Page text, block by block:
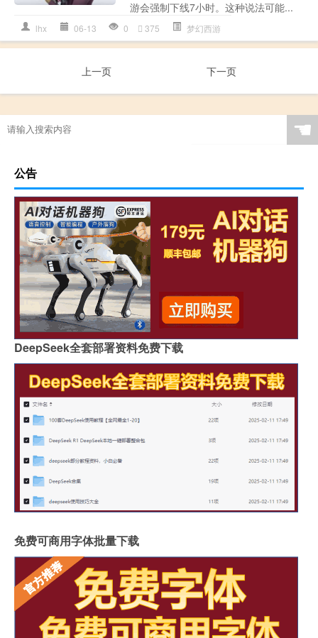
游会强制下线7小时。这种说法可能...
lhx 06-13 0 375 梦幻西游
上一页 下一页
☚
公告
DeepSeek全套部署资料免费下载
免费可商用字体批量下载